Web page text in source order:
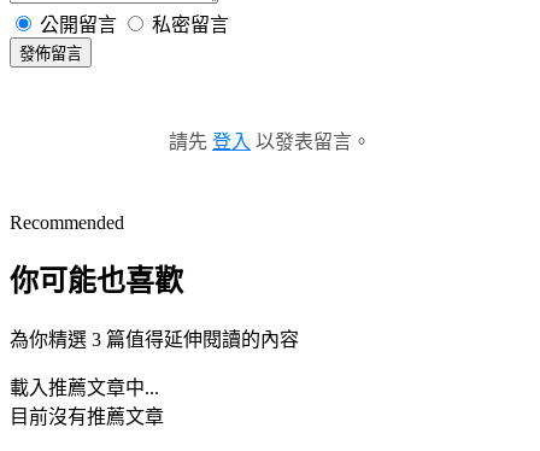
公開留言 私密留言
發佈留言
請先 登入 以發表留言。
Recommended
你可能也喜歡
為你精選 3 篇值得延伸閱讀的內容
載入推薦文章中...
目前沒有推薦文章